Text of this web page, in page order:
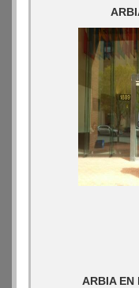
ARBIA EN